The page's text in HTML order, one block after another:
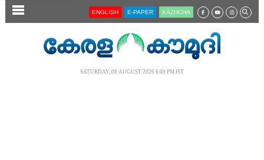
SECTIONS ENGLISH E-PAPER KĀZHCHA
SATURDAY, 08 AUGUST 2026 6.09 PM IST